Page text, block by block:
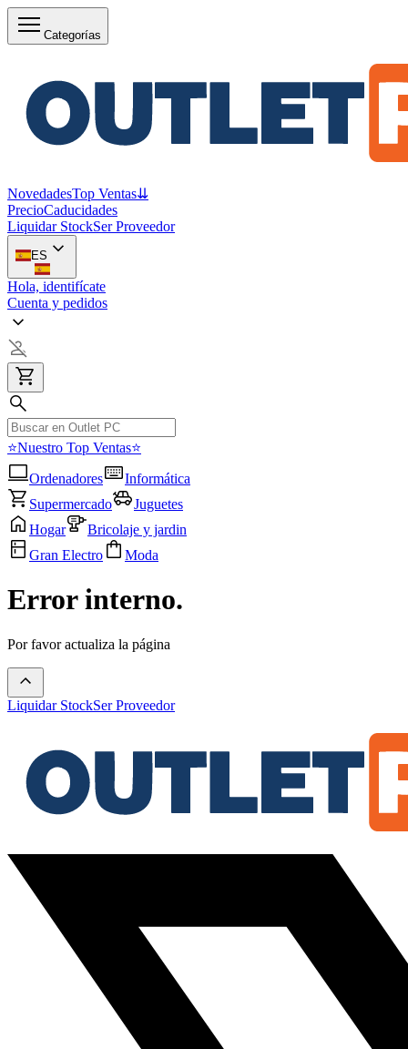
Categorías
NovedadesTop Ventas⇊
PrecioCaducidades
Liquidar StockSer Proveedor
ES
Hola, identifícate
Cuenta y pedidos
⭐Nuestro Top Ventas⭐
Ordenadores
Informática
Supermercado
Juguetes
Hogar
Bricolaje y jardin
Gran Electro
Moda
Error interno.
Por favor actualiza la página
Liquidar StockSer Proveedor